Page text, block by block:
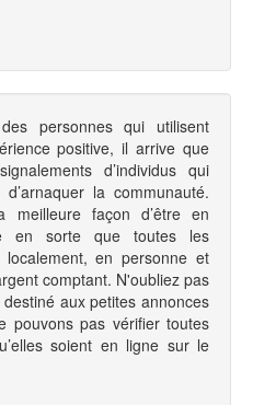
personnes qui utilisent
positive, il arrive que
d’individus qui
la communauté.
meilleure façon d’être en
en sorte que toutes les
en personne et
comptant. N'oubliez pas
aux petites annonces
pouvons pas vérifier toutes
soient en ligne sur le